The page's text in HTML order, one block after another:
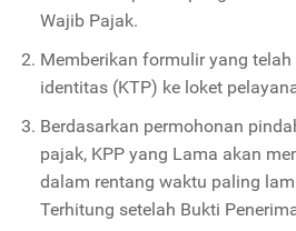
Wajib Pajak.
Memberikan formulir yang
identitas (KTP) ke loket
Berdasarkan permohonan
pajak, KPP yang Lama akan
dalam rentang waktu paling
Terhitung setelah Bukti